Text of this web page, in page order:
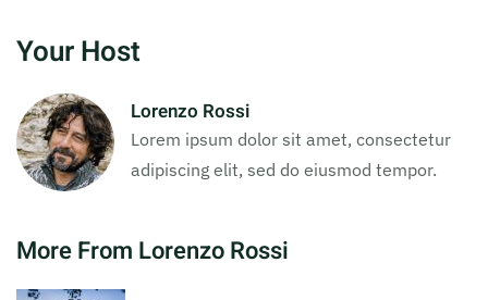
Your Host
Lorenzo Rossi
Lorem ipsum dolor sit amet, consectetur
adipiscing elit, sed do eiusmod tempor.
More From Lorenzo Rossi